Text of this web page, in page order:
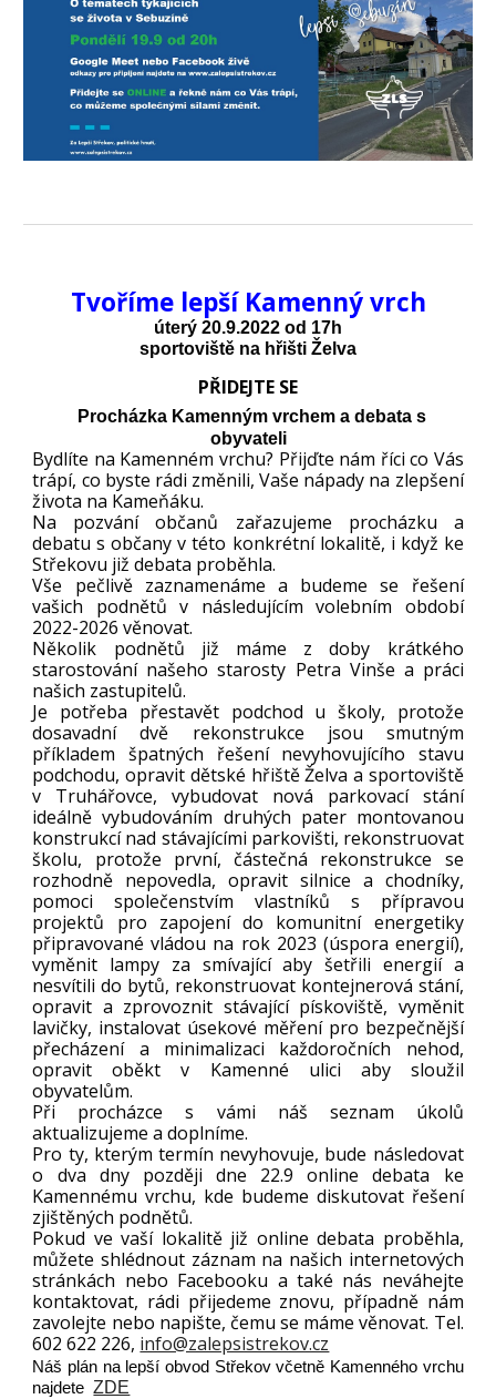
Tvoříme lepší Kamenný vrch
úterý 20.9.2022 od 17h
sportoviště na hřišti Želva
PŘIDEJTE SE
Procházka Kamenným vrchem adebata s
obyvateli
Bydlíte na Kamenném vrchu? Přijďte nám říci co Vás
trápí, co byste rádi změnili, Vaše nápady na zlepšení
života na Kameňáku.
Na pozvání občanů zařazujeme procházku a
debatu s občany v této konkrétní lokalitě, i když ke
Střekovu již debata proběhla.
Vše pečlivě zaznamenáme a budeme se řešení
vašich podnětů v následujícím volebním období
2022-2026 věnovat.
Několik podnětů již máme z doby krátkého
starostování našeho starosty Petra Vinše a práci
našich zastupitelů.
Je potřeba přestavět podchod u školy, protože
dosavadní dvě rekonstrukce jsou smutným
příkladem špatných řešení nevyhovujícího stavu
podchodu, opravit dětské hřiště Želva a sportoviště
v Truhářovce, vybudovat nová parkovací stání
ideálně vybudováním druhých pater montovanou
konstrukcí nad stávajícími parkovišti, rekonstruovat
školu, protože první, částečná rekonstrukce se
rozhodně nepovedla, opravit silnice a chodníky,
pomoci společenstvím vlastníků s přípravou
projektů pro zapojení do komunitní energetiky
připravované vládou na rok 2023 (úspora energií),
vyměnit lampy za smívající aby šetřili energií a
nesvítili do bytů, rekonstruovat kontejnerová stání,
opravit a zprovoznit stávající pískoviště, vyměnit
lavičky, instalovat úsekové měření pro bezpečnější
přecházení a minimalizaci každoročních nehod,
opravit oběkt v Kamenné ulici aby sloužil
obyvatelům.
Při procházce s vámi náš seznam úkolů
aktualizujeme a doplníme.
Pro ty, kterým termín nevyhovuje, bude následovat
o dva dny později dne 22.9 online debata ke
Kamennému vrchu, kde budeme diskutovat řešení
zjištěných podnětů.
Pokud ve vaší lokalitě již online debata proběhla,
můžete shlédnout záznam na našich internetových
stránkách nebo Facebooku a také nás neváhejte
kontaktovat, rádi přijedeme znovu, případně nám
zavolejte nebo napište, čemu se máme věnovat. Tel.
602 622 226, info@zalepsistrekov.cz
Náš plán na lepší obvod Střekov včetně Kamenného vrchu
najdeteZDE